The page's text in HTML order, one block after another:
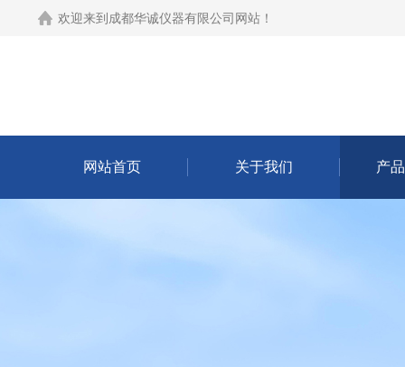
欢迎来到 成都华诚仪器有限公司网站 ！
网站首页 关于我们 产